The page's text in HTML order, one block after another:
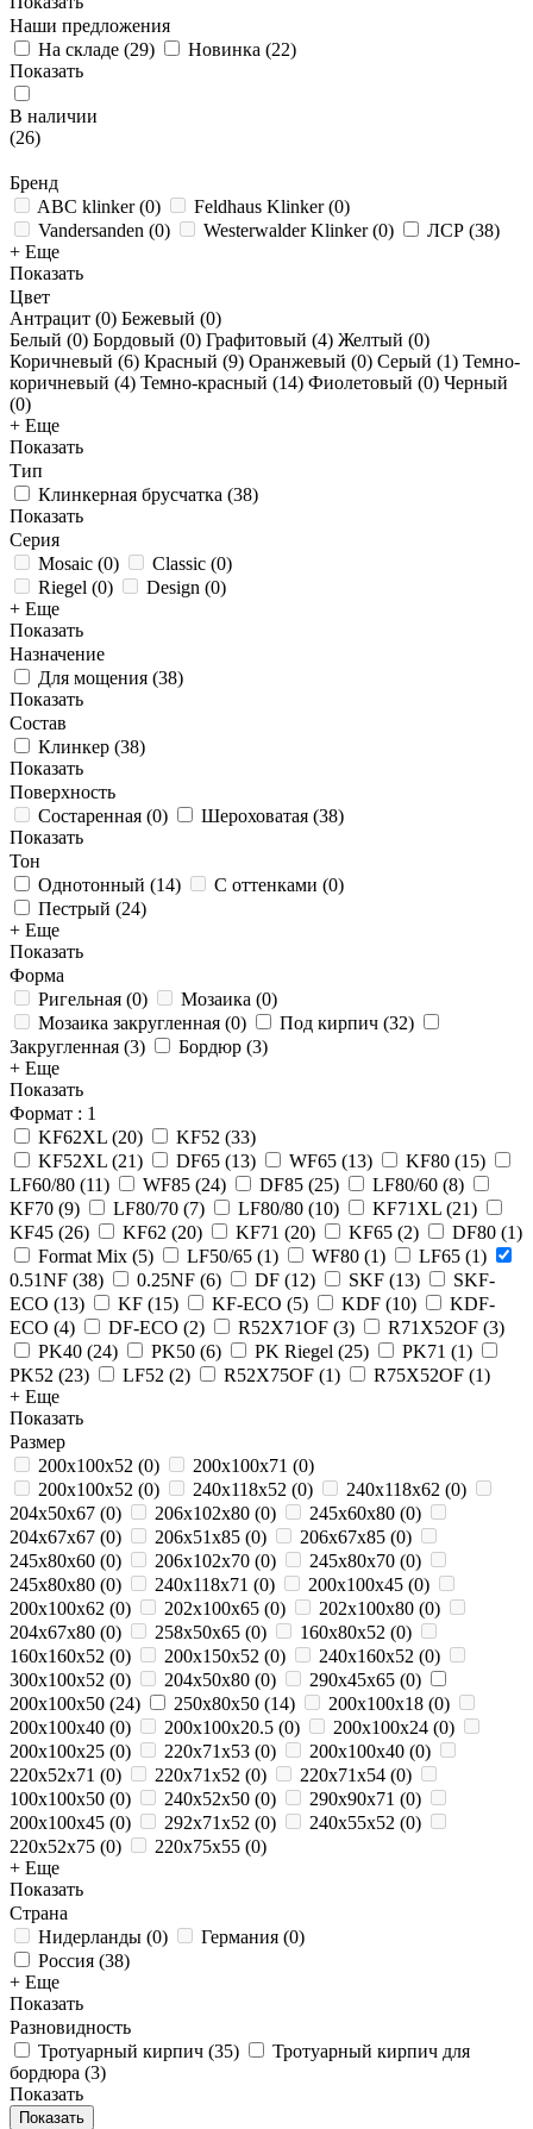
Наши предложения
На складе (29) Новинка (22)
Показать
В наличии
(26)
Бренд
ABC klinker(0) Feldhaus Klinker(0)
Vandersanden (0) Westerwalder Klinker(0) ЛСР (38)
+ Еще
Показать
Цвет
Антрацит (0) Бежевый (0)
Белый (0) Бордовый (0) Графитовый (4) Желтый (0)
Коричневый (6) Красный (9) Оранжевый (0) Серый (1) Темно-
коричневый (4) Темно-красный (14) Фиолетовый (0) Черный
(0)
+ Еще
Показать
Тип
Клинкерная брусчатка (38)
Показать
Серия
Mosaic (0) Classic (0)
Riegel (0) Design (0)
+ Еще
Показать
Назначение
Для мощения (38)
Показать
Состав
Клинкер (38)
Показать
Поверхность
Состаренная (0) Шероховатая (38)
Показать
Тон
Однотонный (14) С оттенками (0)
Пестрый (24)
+ Еще
Показать
Форма
Ригельная (0) Мозаика (0)
Мозаика закругленная (0) Под кирпич (32)
Закругленная (3) Бордюр (3)
+ Еще
Показать
Формат : 1
KF62XL (20) KF52 (33)
KF52XL (21) DF65 (13) WF65 (13) KF80 (15)
LF60/80 (11) WF85 (24) DF85 (25) LF80/60 (8)
KF70 (9) LF80/70 (7) LF80/80 (10) KF71XL (21)
KF45 (26) KF62 (20) KF71 (20) KF65 (2) DF80 (1)
Format Mix (5) LF50/65 (1) WF80 (1) LF65 (1)
0.51NF (38) 0.25NF (6) DF (12) SKF (13)
SKF-
ECO (13) KF (15) KF-ECO (5) KDF (10)
KDF-
ECO (4) DF-ECO (2) R52X71OF (3) R71X52OF (3)
PK40 (24) PK50 (6) PK Riegel (25) PK71 (1)
PK52 (23) LF52 (2) R52X75OF (1) R75X52OF (1)
+ Еще
Показать
Размер
200х100х52 (0) 200x100x71 (0)
200x100x52 (0) 240x118x52 (0) 240x118x62 (0)
204x50x67 (0) 206x102x80 (0) 245x60x80 (0)
204x67x67 (0) 206x51x85 (0) 206x67x85 (0)
245x80x60 (0) 206x102x70 (0) 245x80x70 (0)
245x80x80 (0) 240x118x71 (0) 200x100x45 (0)
200x100x62 (0) 202x100x65 (0) 202x100x80 (0)
204x67x80 (0) 258x50x65 (0) 160x80x52 (0)
160x160x52 (0) 200x150x52 (0) 240x160x52 (0)
300x100x52 (0) 204x50x80 (0) 290х45х65 (0)
200x100x50 (24) 250х80х50 (14) 200x100x18 (0)
200x100x40 (0) 200x100x20.5 (0) 200x100x24 (0)
200x100x25 (0) 220x71x53 (0) 200х100х40 (0)
220x52x71 (0) 220x71x52 (0) 220x71x54 (0)
100x100x50 (0) 240x52x50 (0) 290x90x71 (0)
200х100х45 (0) 292x71x52 (0) 240x55x52 (0)
220x52x75 (0) 220x75x55 (0)
+ Еще
Показать
Страна
Нидерланды (0) Германия (0)
Россия (38)
+ Еще
Показать
Разновидность
Тротуарный кирпич (35)
Тротуарный кирпич для
бордюра (3)
Показать
Показать